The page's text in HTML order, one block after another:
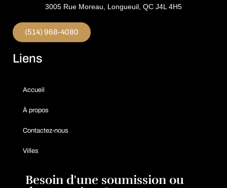
3005 Rue Moreau, Longueuil, QC J4L 4H5
(514) 968-4080
Liens
Accueil
À propos
Contactez-nous
Villes
Besoin d'une soumission ou